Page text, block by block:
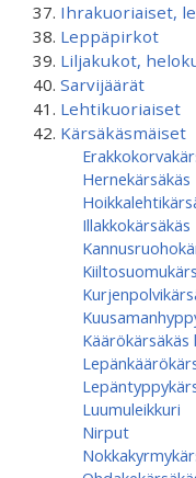
Ihrakuoriaiset,
Leppäpirkot
Liljakukot,
Sarvijäärät
Lehtikuoriaiset
Kärsäkäsmäiset
Hernekärsäkäs
Illakkokärsäkäs
Käärökärsäkäs
Luumuleikkuri
Nirput